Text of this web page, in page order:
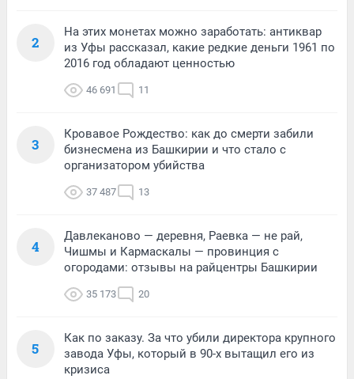
2
На этих монетах можно заработать: антиквар
из Уфы рассказал, какие редкие деньги 1961 по
2016 год обладают ценностью
46 691 11
3
Кровавое Рождество: как до смерти забили
бизнесмена из Башкирии и что стало с
организатором убийства
37 487 13
4
Давлеканово — деревня, Раевка — не рай,
Чишмы и Кармаскалы — провинция с
огородами: отзывы на райцентры Башкирии
35 173 20
5
Как по заказу. За что убили директора крупного
завода Уфы, который в 90-х вытащил его из
кризиса